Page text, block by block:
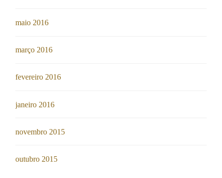
maio 2016
março 2016
fevereiro 2016
janeiro 2016
novembro 2015
outubro 2015